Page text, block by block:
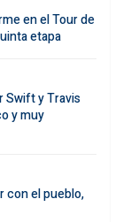
en el Tour de
etapa
Swift y Travis
y muy
con el pueblo,